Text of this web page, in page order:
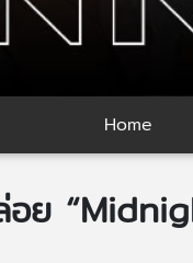
Home
อย